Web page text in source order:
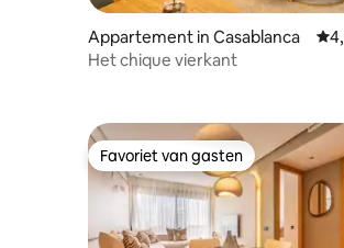
Appartement in Casablanca
Het chique vierkant
Favoriet van gasten
Favoriet van gasten